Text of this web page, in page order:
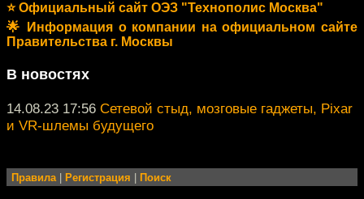
⭐️ Официальный сайт ОЭЗ "Технополис Москва"
🌟 Информация о компании на официальном сайте
Правительства г. Москвы
В новостях
14.08.23 17:56 Сетевой стыд, мозговые гаджеты, Pixar
и VR-шлемы будущего
Правила| Регистрация Поиск